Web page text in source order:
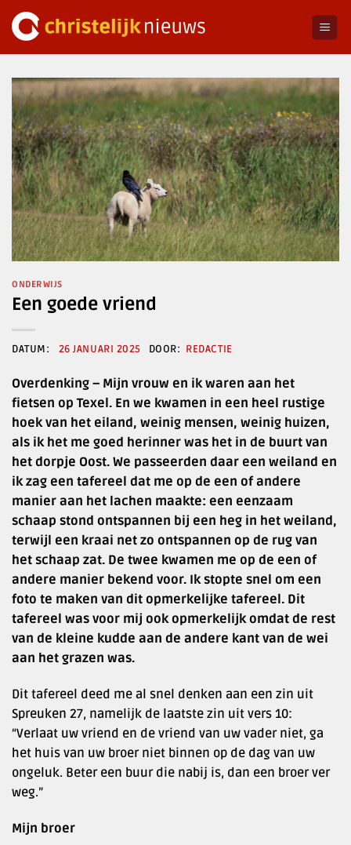
naar
ONDERWIJS
Een goede vriend
26 JANUARI 2025 REDACTIE
Overdenking – Mijn vrouw en ik waren aan het
fietsen op Texel. En we kwamen in een heel rustige
hoek van het eiland, weinig mensen, weinig huizen,
als ik het me goed herinner was het in de buurt van
het dorpje Oost. We passeerden daar een weiland en
ik zag een tafereel dat me op de een of andere
manier aan het lachen maakte: een eenzaam
schaap stond ontspannen bij een heg in het weiland,
terwijl een kraai net zo ontspannen op de rug van
het schaap zat. De twee kwamen me op de een of
andere manier bekend voor. Ik stopte snel om een
foto te maken van dit opmerkelijke tafereel. Dit
tafereel was voor mij ook opmerkelijk omdat de rest
van de kleine kudde aan de andere kant van de wei
aan het grazen was.
Dit tafereel deed me al snel denken aan een zin uit
Spreuken 27, namelijk de laatste zin uit vers 10:
“Verlaat uw vriend en de vriend van uw vader niet, ga
het huis van uw broer niet binnen op de dag van uw
ongeluk. Beter een buur die nabij is, dan een broer ver
weg.”
Mijn broer